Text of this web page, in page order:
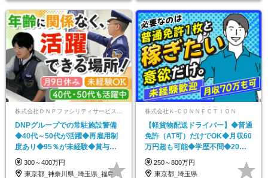
DNPグループでの常駐施設警備
◆40代～50代が活躍◆再雇用制
度あり◆95％が未経験◆賞与年2
回◆安定した収入
300～400万円
東京都_神奈川県_埼玉県_福島県_茨城県
株式会社Ｋ‐ＣＯＮＮＥＣＴＩＯＮ
【軽貨物配送ドライバー】◆普通
免許（AT可）だけでOK◆月収60
万円超も可能◆学歴不問◆20～
60代・女性活躍
250～800万円
東京都_埼玉県